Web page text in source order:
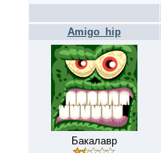
Amigo_hip
Бакалавр